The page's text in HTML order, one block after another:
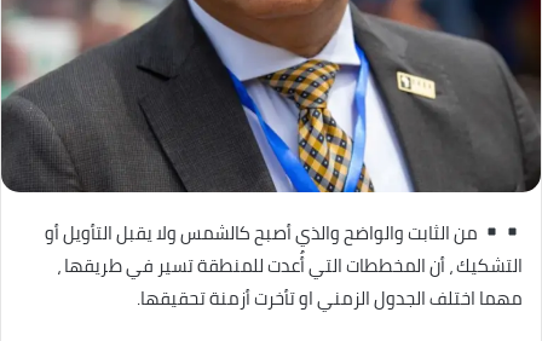
من الثابت والواضح والذي أصبح كالشمس ولا يقبل التأويل أو
التشكيك ، أن المخططات التي أُعدت للمنطقة تسير في طريقها ،
مهما اختلف الجدول الزمني او تأخرت أزمنة تحقيقها.